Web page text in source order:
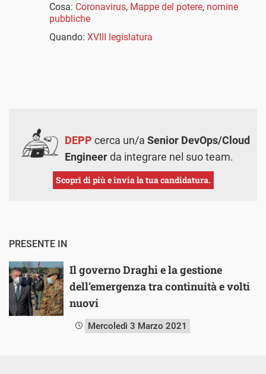
Cosa: Coronavirus, Mappe del potere, nomine
pubbliche
Quando: XVIII legislatura
DEPP cerca un/a Senior DevOps/Cloud
Engineerda integrare nel suo team.
Scopri di più e invia la tua candidatura.
PRESENTE IN
Il governo Draghi e la gestione
dell’emergenza tra continuità e volti
nuovi
Mercoledì 3 Marzo 2021